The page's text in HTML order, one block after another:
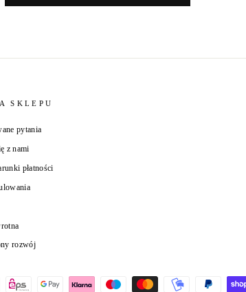
SKLEPU
pytania
z nami
płatności
rozwój